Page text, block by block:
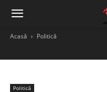
Acasă Politică
Politică